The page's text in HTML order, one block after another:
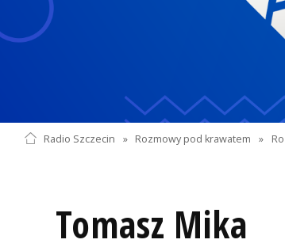
Radio Szczecin » Rozmowy pod krawatem »
Tomasz Mika